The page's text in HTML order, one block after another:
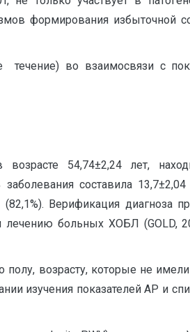
формирования избыточной
во взаимосвязи с
54,74±2,24 лет,
составила
Верификация диагноза
лечению больных ХОБЛ (GOLD,
возрасту, которые не
изучения показателей АР и